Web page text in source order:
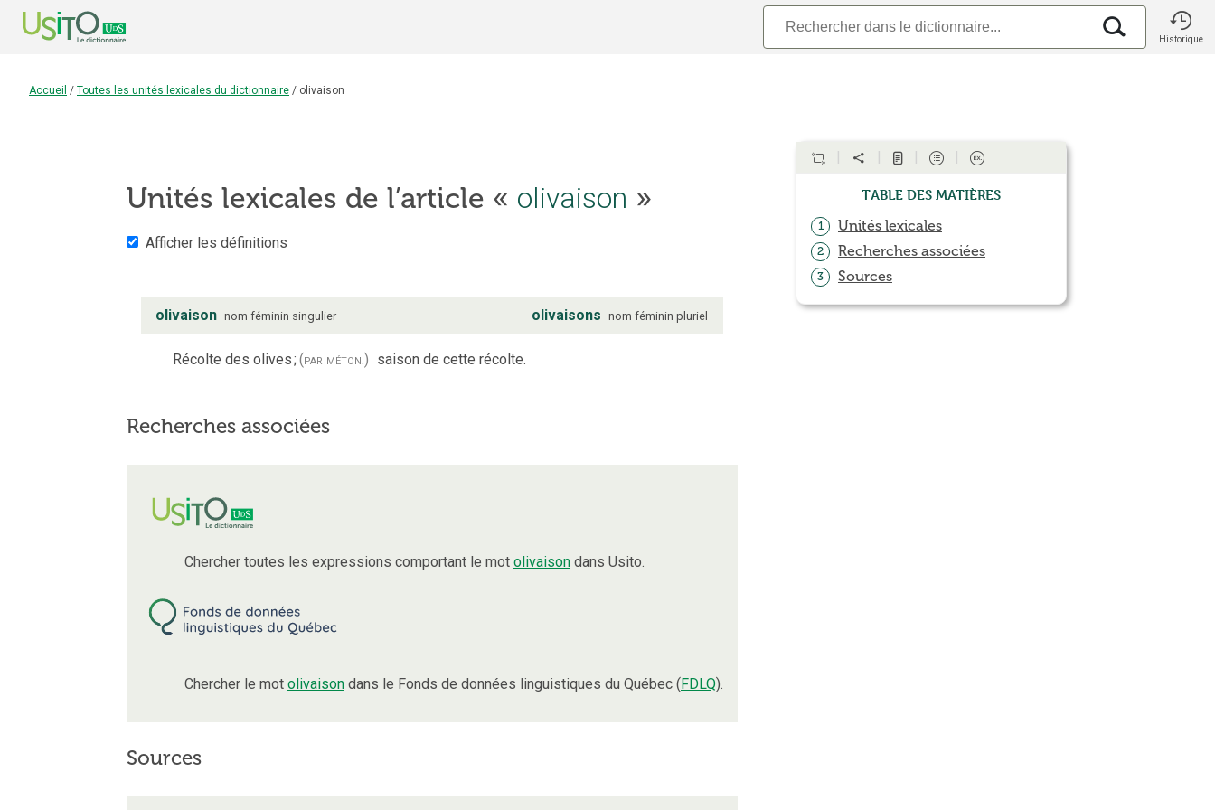
Historique
Accueil / Toutes les unités lexicales du dictionnaire / olivaison
Unités lexicales de l’article « olivaison »
Afficher les définitions
olivaison nom féminin singulier olivaisons nom féminin pluriel
Récolte des olives;(par méton.) saison de cette récolte.
Recherches associées
Chercher toutes les expressions comportant le mot olivaison dans Usito.
Chercher le mot olivaison dans le Fonds de données linguistiques du Québec (FDLQ).
Sources
Table des matières
1 Unités lexicales
2 Recherches associées
3 Sources